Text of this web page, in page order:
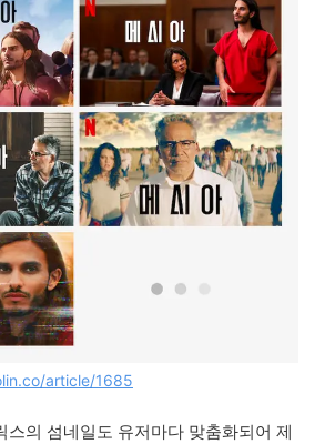
article/1685
스의 섬네일도 유저마다 맞춤화되어 제